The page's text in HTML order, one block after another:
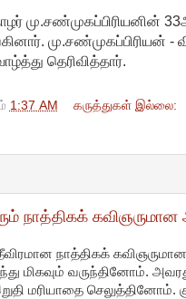
மு.சண்முகப்பிரியன்
தெரிவித்தார்.
1:37 AM
கருத்துகள் இல்லை:
நாத்திகக் கவிஞருமான
நாத்திகக்
மிகவும் வருந்தினோம்.
மரியாதை செலுத்தினோம்.